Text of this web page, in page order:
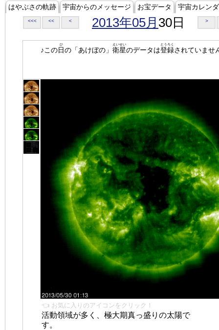
はやぶさの軌跡 宇宙からのメッセージ お宝データ 宇宙カレン
<<< << < 2013年05月 30日 >
♪この日
ひ
の「あけぼの」 衛星
えいせい
のデータは登録
とうろく
されていませ
👈 お気に入りのアイコンをクリック！
活動領域が多く、極大期真っ盛りの太陽で
す。